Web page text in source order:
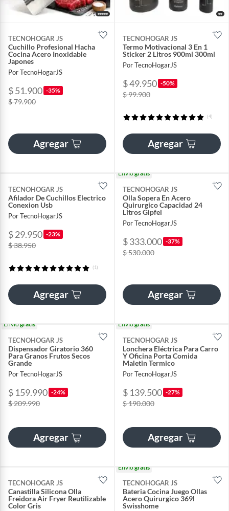
TECNOHOGAR JS
Cuchillo Profesional Hacha
Cocina Acero Inoxidable
Japones
Por TecnoHogarJS
$ 51.900 -35%
$ 79.900
Agregar
TECNOHOGAR JS
Termo Motivacional 3 En 1
Sticker 2 Litros 900ml 300ml
Por TecnoHogarJS
$ 49.950 -50%
$ 99.900
(4)
Agregar
TECNOHOGAR JS
Afilador De Cuchillos Electrico
Conexion Usb
Por TecnoHogarJS
$ 29.950 -23%
$ 38.950
(1)
Agregar
Envíogratis
TECNOHOGAR JS
Olla Sopera En Acero
Quirurgico Capacidad 24
Litros Gipfel
Por TecnoHogarJS
$ 333.000 -37%
$ 530.000
Agregar
Envíogratis
TECNOHOGAR JS
Dispensador Giratorio 360
Para Granos Frutos Secos
Grande
Por TecnoHogarJS
$ 159.990 -24%
$ 209.990
Agregar
Envíogratis
TECNOHOGAR JS
Lonchera Eléctrica Para Carro
Y Oficina Porta Comida
Maletin Termico
Por TecnoHogarJS
$ 139.500 -27%
$ 190.000
Agregar
TECNOHOGAR JS
Canastilla Silicona Olla
Freidora Air Fryer Reutilizable
Color Gris
Envíogratis
TECNOHOGAR JS
Bateria Cocina Juego Ollas
Acero Quirurgico 369l
Swisshome